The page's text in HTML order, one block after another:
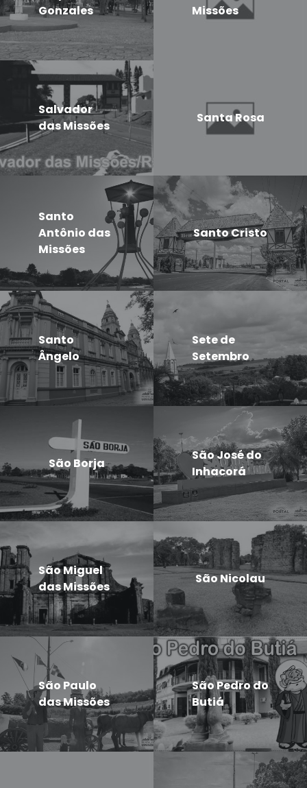
Gonzales
Missões
Salvador
das Missões
Santa Rosa
Santo
Antônio das
Missões
Santo Cristo
Santo
Ângelo
Sete de
Setembro
São Borja
São José do
Inhacorá
São Miguel
das Missões
São Nicolau
São Paulo
das Missões
São Pedro do
Butiá